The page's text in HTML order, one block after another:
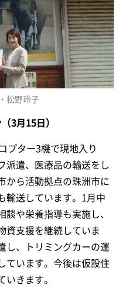
松野玲子
3月15日）
プター3機で現地入り
派遣、医療品の輸送をし
から活動拠点の珠洲市に
輸送しています。1月中
談や栄養指導も実施し、
資支援を継続していま
し、トリミングカーの運
ています。今後は仮設住
いきます。